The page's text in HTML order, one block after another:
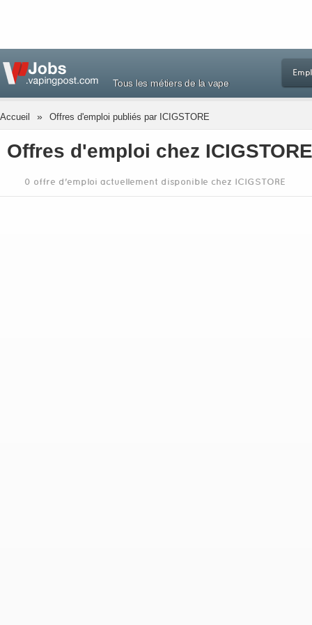
Tous les métiers de la vape
Accueil » Offres d'emploi publiés par ICIGSTORE
Offres d'emploi chez ICIGSTORE
0 offre d'emploi actuellement disponible chez ICIGSTORE